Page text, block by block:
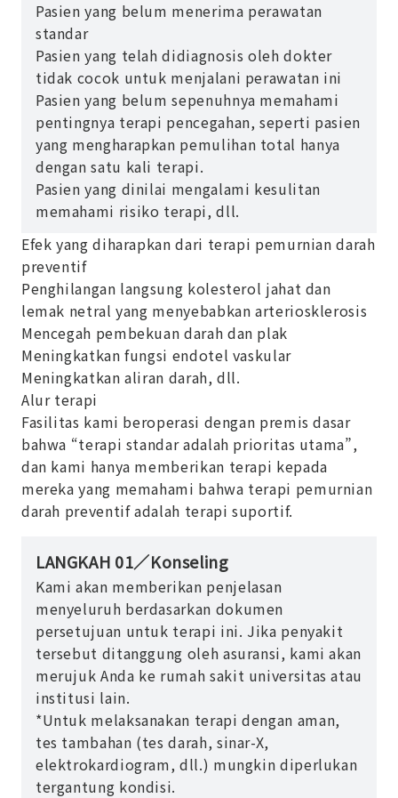
Pasien yang belum menerima perawatan
standar
Pasien yang telah didiagnosis oleh dokter
tidak cocok untuk menjalani perawatan ini
Pasien yang belum sepenuhnya memahami
pentingnya terapi pencegahan, seperti pasien
yang mengharapkan pemulihan total hanya
dengan satu kali terapi.
Pasien yang dinilai mengalami kesulitan
memahami risiko terapi, dll.
Efek yang diharapkan dari terapi pemurnian darah
preventif
Penghilangan langsung kolesterol jahat dan
lemak netral yang menyebabkan arteriosklerosis
Mencegah pembekuan darah dan plak
Meningkatkan fungsi endotel vaskular
Meningkatkan aliran darah, dll.
Alur terapi
Fasilitas kami beroperasi dengan premis dasar
bahwa “terapi standar adalah prioritas utama”,
dan kami hanya memberikan terapi kepada
mereka yang memahami bahwa terapi pemurnian
darah preventif adalah terapi suportif.
LANGKAH 01／Konseling
Kami akan memberikan penjelasan
menyeluruh berdasarkan dokumen
persetujuan untuk terapi ini. Jika penyakit
tersebut ditanggung oleh asuransi, kami akan
merujuk Anda ke rumah sakit universitas atau
institusi lain.
*Untuk melaksanakan terapi dengan aman,
tes tambahan (tes darah, sinar-X,
elektrokardiogram, dll.) mungkin diperlukan
tergantung kondisi.